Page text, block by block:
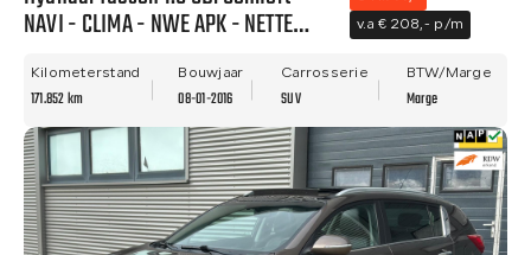
NAVI - CLIMA - NWE APK - NETTE
v.a € 208,- p/m
Kilometerstand
171.852 km
Bouwjaar
08-01-2016
Carrosserie
SUV
BTW/Marge
Marge